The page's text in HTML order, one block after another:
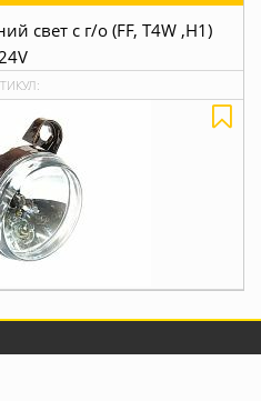
свет с г/о (FF, T4W ,H1)